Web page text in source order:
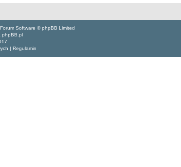
Software © phpBB Limited
phpBB.pl
| Regulamin